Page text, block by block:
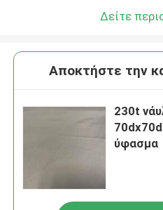
Δείτε
Αποκτήστε την
230t
ύφασμα